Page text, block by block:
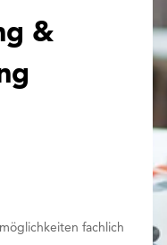
&
fachlich